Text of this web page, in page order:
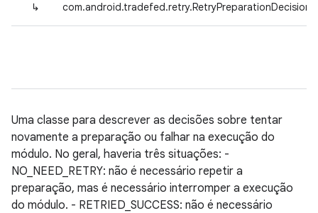
↳ com.android.tradefed.retry.RetryPreparationDecision
Uma classe para descrever as decisões sobre tentar
novamente a preparação ou falhar na execução do
módulo. No geral, haveria três situações: -
NO_NEED_RETRY: não é necessário repetir a
preparação, mas é necessário interromper a execução
do módulo. - RETRIED_SUCCESS: não é necessário